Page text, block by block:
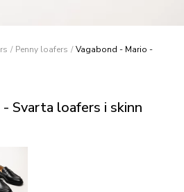
/ Penny loafers / Vagabond - Mario -
Svarta loafers i skinn